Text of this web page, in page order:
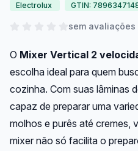
Electrolux GTIN:
sem avaliações
O Mixer Vertical 2
escolha ideal para quem
cozinha. Com suas lâminas
capaz de preparar uma
molhos e purês até cremes,
mixer não só facilita o